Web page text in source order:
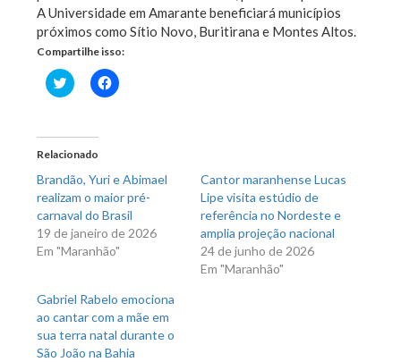
A Universidade em Amarante beneficiará municípios
próximos como Sítio Novo, Buritirana e Montes Altos.
Compartilhe isso:
Clique
para
em
nova
janela)
Clique
para
Relacionado
Brandão, Yuri e Abimael
realizam o maior pré-
carnaval do Brasil
19 de janeiro de 2026
Em "Maranhão"
Cantor maranhense Lucas
Lipe visita estúdio de
referência no Nordeste e
amplia projeção nacional
24 de junho de 2026
Em "Maranhão"
Gabriel Rabelo emociona
ao cantar com a mãe em
sua terra natal durante o
São João na Bahia